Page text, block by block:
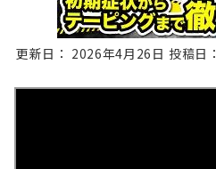
更新日： 2026年4月26日 投稿日：